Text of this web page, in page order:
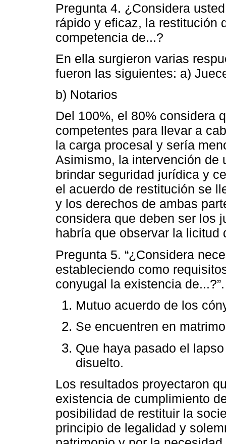
Pregunta 4. ¿Considera
rápido y eficaz, la restitución
competencia de...?
En ella surgieron varias
fueron las siguientes: a)
b) Notarios
Del 100%, el 80% considera
competentes para llevar a
la carga procesal y sería
Asimismo, la intervención de
brindar seguridad jurídica y
el acuerdo de restitución se
y los derechos de ambas
considera que deben ser los
habría que observar la licitud
Pregunta 5. “¿Considera
estableciendo como
conyugal la existencia
Mutuo acuerdo de los
Se encuentren en
Que haya pasado el
disuelto.
Los resultados proyectaron
existencia de cumplimiento
posibilidad de restituir la
principio de legalidad y